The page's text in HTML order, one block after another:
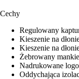
Cechy
Regulowany
Kieszenie na
Kieszenie na
Żebrowany
Nadrukowane
Oddychająca